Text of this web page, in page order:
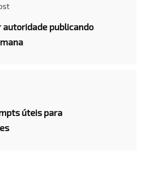
autoridade publicando
úteis para